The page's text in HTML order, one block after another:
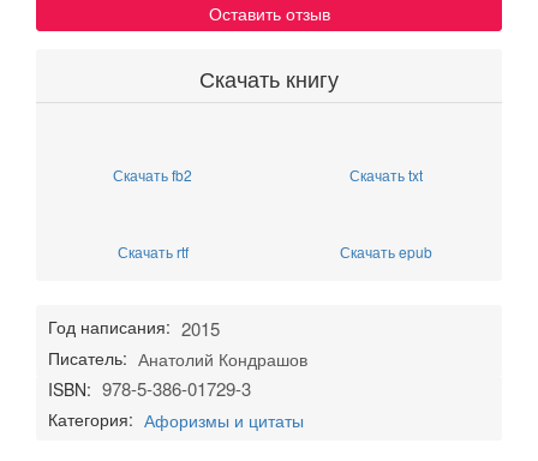
Оставить отзыв
Скачать книгу
Скачать fb2 Скачать txt
Скачать rtf Скачать epub
Год написания: 2015
Писатель: Анатолий Кондрашов
ISBN: 978-5-386-01729-3
Категория: Афоризмы и цитаты